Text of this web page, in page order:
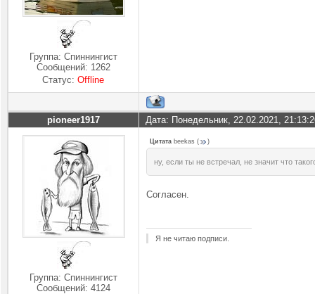
Группа: Спиннингист
Сообщений: 1262
Статус:Offline
pioneer1917 Дата: Понедельник, 22.02.2021,
Группа: Спиннингист
Сообщений: 4124
Цитата beekas ( )
ну, если ты не встречал, не значит что
Согласен.
Я не читаю подписи.